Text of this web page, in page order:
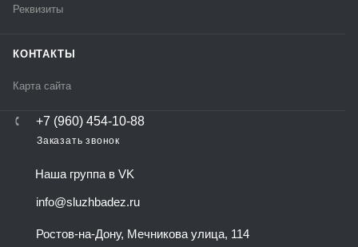
Реквизиты
КОНТАКТЫ
Карта сайта
+7 (960) 454-10-88
Заказать звонок
Наша группа в VK
info@sluzhbadez.ru
Ростов-на-Дону, Мечникова улица, 114